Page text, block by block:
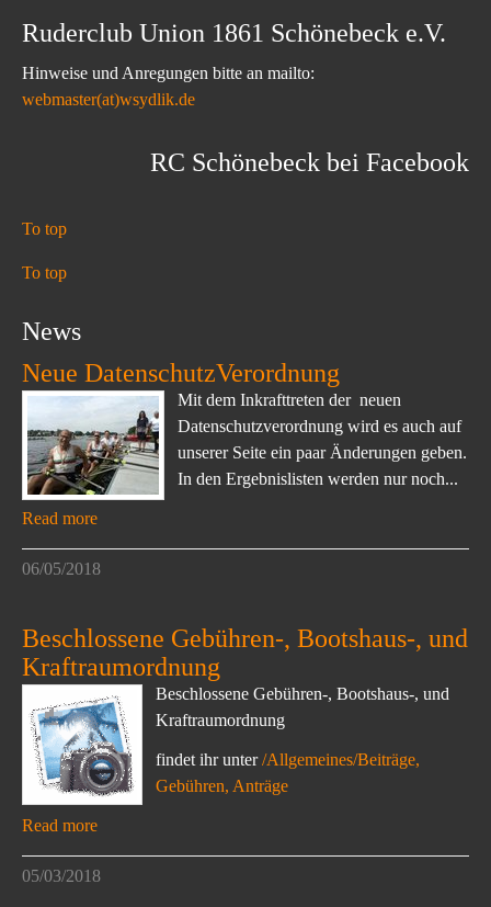
Ruderclub Union 1861 Schönebeck e.V.
Hinweise und Anregungen bitte an mailto:
webmaster(at)wsydlik.de
RC Schönebeck bei Facebook
To top
To top
News
Neue DatenschutzVerordnung
Mit dem Inkrafttreten der neuen
Datenschutzverordnung wird es auch auf
unserer Seite ein paar Änderungen geben.
In den Ergebnislisten werden nur noch...
Read more
06/05/2018
Beschlossene Gebühren-, Bootshaus-, und
Kraftraumordnung
Beschlossene Gebühren-, Bootshaus-, und
Kraftraumordnung
findet ihr unter/Allgemeines/Beiträge,
Gebühren, Anträge
Read more
05/03/2018